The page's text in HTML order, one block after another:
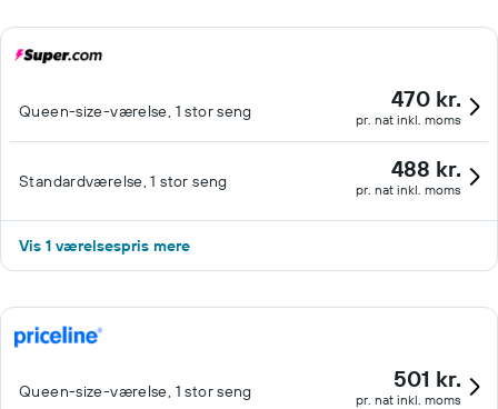
Queen-size-værelse, 1 stor seng 470 kr.
pr. nat inkl. moms
Standardværelse, 1 stor seng 488 kr.
pr. nat inkl. moms
Vis 1 værelsespris mere
Queen-size-værelse, 1 stor seng 501 kr.
pr. nat inkl. moms